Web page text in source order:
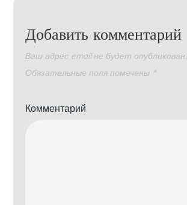
Добавить комментарий
Ваш адрес email не будет опубликован.
Обязательные поля помечены *
Комментарий